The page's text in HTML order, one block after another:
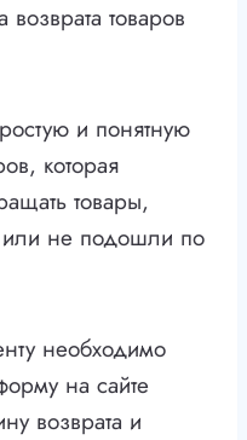
товаров
и понятную
которая
товары,
или не подошли по
необходимо
на сайте
возврата и